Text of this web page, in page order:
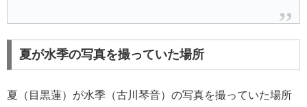
夏が水季の写真を撮っていた場所
夏（目黒蓮）が水季（古川琴音）の写真を撮っていた場所